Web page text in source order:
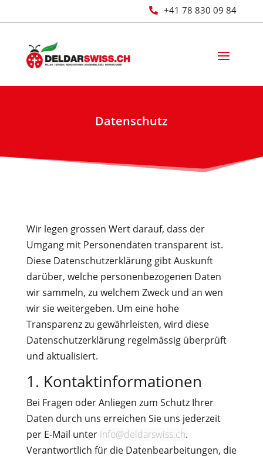
 +41 78 830 09 84
Datenschutz
Wir legen grossen Wert darauf, dass der
Umgang mit Personendaten transparent ist.
Diese Datenschutzerklärung gibt Auskunft
darüber, welche personenbezogenen Daten
wir sammeln, zu welchem Zweck und an wen
wir sie weitergeben. Um eine hohe
Transparenz zu gewährleisten, wird diese
Datenschutzerklärung regelmässig überprüft
und aktualisiert.
1. Kontaktinformationen
Bei Fragen oder Anliegen zum Schutz Ihrer
Daten durch uns erreichen Sie uns jederzeit
per E-Mail unter info@deldarswiss.ch.
Verantwortlich für die Datenbearbeitungen, die